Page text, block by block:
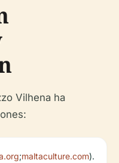
Vilhena ha
;maltaculture.com).